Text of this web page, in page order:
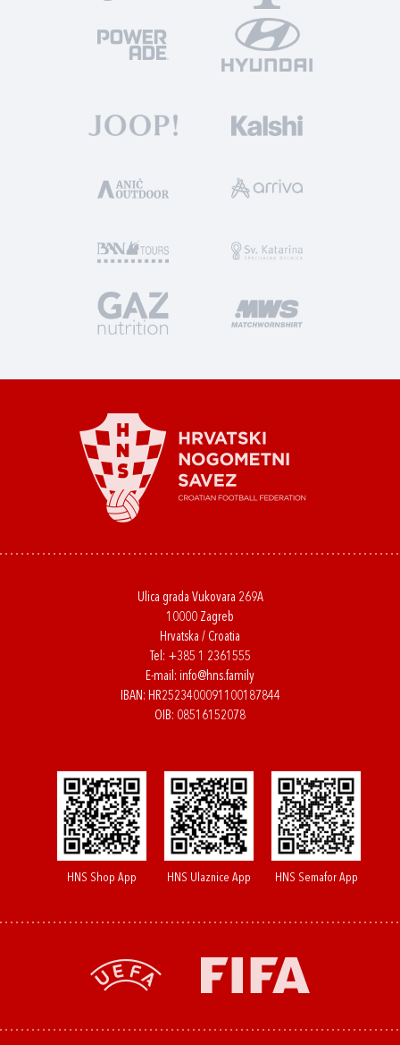
Ulica grada Vukovara 269A
10000 Zagreb
Hrvatska / Croatia
Tel: +385 1 2361555
E-mail: info@hns.family
IBAN: HR2523400091100187844
OIB: 08516152078
HNS Shop App HNS Ulaznice App HNS Semafor App